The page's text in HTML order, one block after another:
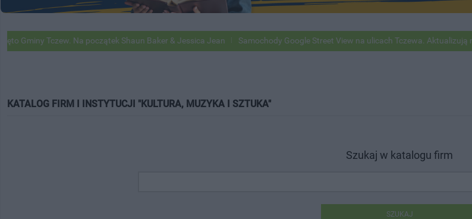
Tczew. Na początek Shaun Baker & Jessica Jean Samochody Google Street View na ulicach Tczewa. Aktualizują mapy
KATALOG FIRM I INSTYTUCJI "KULTURA, MUZYKA I SZTUKA"
Szukaj w katalogu firm
SZUKAJ